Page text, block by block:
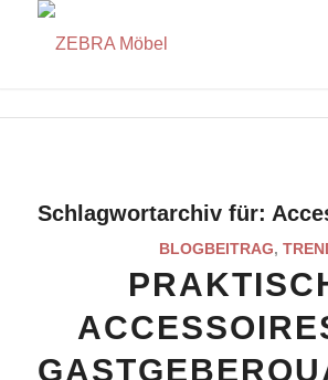
Schlagwortarchiv für:
BLOGBEITRAG,